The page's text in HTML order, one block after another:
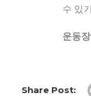
수 있
운동
Share Post: